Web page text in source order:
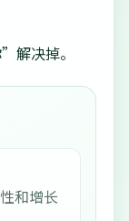
解决掉。
和增长